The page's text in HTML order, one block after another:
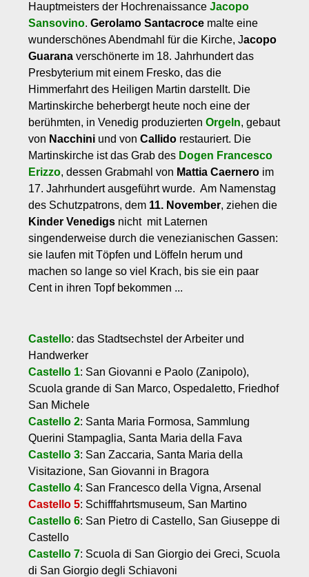
Hauptmeisters der Hochrenaissance Jacopo
Sansovino. Gerolamo Santacroce malte eine
wunderschönes Abendmahl für die Kirche, Jacopo
Guarana verschönerte im 18. Jahrhundert das
Presbyterium mit einem Fresko, das die
Himmerfahrt des Heiligen Martin darstellt. Die
Martinskirche beherbergt heute noch eine der
berühmten, in Venedig produzierten Orgeln, gebaut
von Nacchini und von Callido restauriert. Die
Martinskirche ist das Grab des Dogen Francesco
Erizzo, dessen Grabmahl von Mattia Caernero im
17. Jahrhundert ausgeführt wurde. Am Namenstag
des Schutzpatrons, dem 11. November, ziehen die
Kinder Venedigs nicht mit Laternen
singenderweise durch die venezianischen Gassen:
sie laufen mit Töpfen und Löffeln herum und
machen so lange so viel Krach, bis sie ein paar
Cent in ihren Topf bekommen ...
Castello: das Stadtsechstel der Arbeiter und
Handwerker
Castello 1: San Giovanni e Paolo (Zanipolo),
Scuola grande di San Marco, Ospedaletto, Friedhof
San Michele
Castello 2: Santa Maria Formosa, Sammlung
Querini Stampaglia, Santa Maria della Fava
Castello 3: San Zaccaria, Santa Maria della
Visitazione, San Giovanni in Bragora
Castello 4: San Francesco della Vigna, Arsenal
Castello 5: Schifffahrtsmuseum, San Martino
Castello 6: San Pietro di Castello, San Giuseppe di
Castello
Castello 7: Scuola di San Giorgio dei Greci, Scuola
di San Giorgio degli Schiavoni